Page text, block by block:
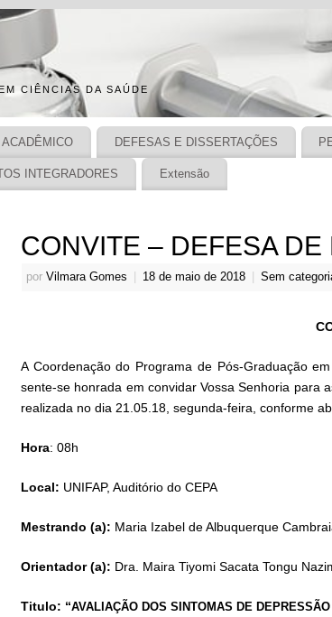
CIÊNCIAS DA SAÚDE
ACADÊMICO DEFESAS E DISSERTAÇÕES
INTEGRADORES Extensão
CONVITE – DEFESA DE
por Vilmara Gomes 18 de maio de 2018 Sem
A Coordenação do Programa de Pós-Graduação
sente-se honrada em convidar Vossa Senhoria para
realizada no dia 21.05.18, segunda-feira, conforme
Hora: 08h
Local: UNIFAP, Auditório do CEPA
Mestrando (a): Maria Izabel de Albuquerque
Orientador (a): Dra. Maira Tiyomi Sacata Tongu
Titulo: “AVALIAÇÃO DOS SINTOMAS DE